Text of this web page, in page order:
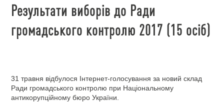
Результати виборів до Ради
громадського контролю 2017 (15 осіб)
31 травня відбулося Інтернет-голосування за новий склад
Ради громадського контролю при Національному
антикорупційному бюро України.